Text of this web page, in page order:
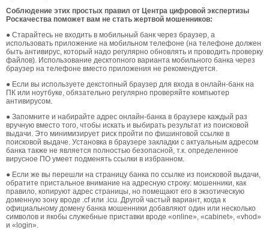
Соблюдение этих простых правил от Центра цифровой экспертизы
Роскачества поможет вам не стать жертвой мошенников:
● Старайтесь не входить в мобильный банк через браузер, а
использовать приложение на мобильном телефоне (на телефоне должен
быть антивирус, который надо регулярно обновлять и проводить проверку
файлов). Использование десктопного варианта мобильного банка через
браузер на телефоне вместо приложения не рекомендуется.
● Если вы используете декстопный браузер для входа в онлайн-банк на
ПК или ноутбуке, обязательно регулярно проверяйте компьютер
антивирусом.
● Запомните и набирайте адрес онлайн-банка в браузере каждый раз
вручную вместо того, чтобы искать и выбирать результат из поисковой
выдачи. Это минимизирует риск пройти по фишинговой ссылке в
поисковой выдаче. Установка в браузере закладки с актуальным адресом
банка также не является полностью безопасной, т.к. определенное
вирусное ПО умеет подменять ссылки в избранном.
● Если же вы перешли на страницу банка по ссылке из поисковой выдачи,
обратите пристальное внимание на адресную строку: мошенники, как
правило, копируют адрес страницы, но помещают его в экзотическую
доменную зону вроде .cf или .icu. Другой частый вариант, когда к
официальному домену банка мошенники добавляют один или несколько
символов и якобы служебные приставки вроде «online», «cabinet», «vhod»
и «login».